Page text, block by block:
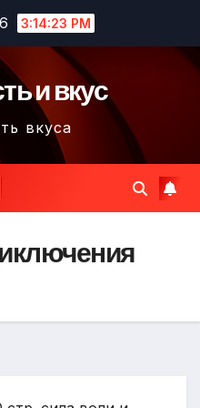
3:14:24 PM
и вкус
вкуса